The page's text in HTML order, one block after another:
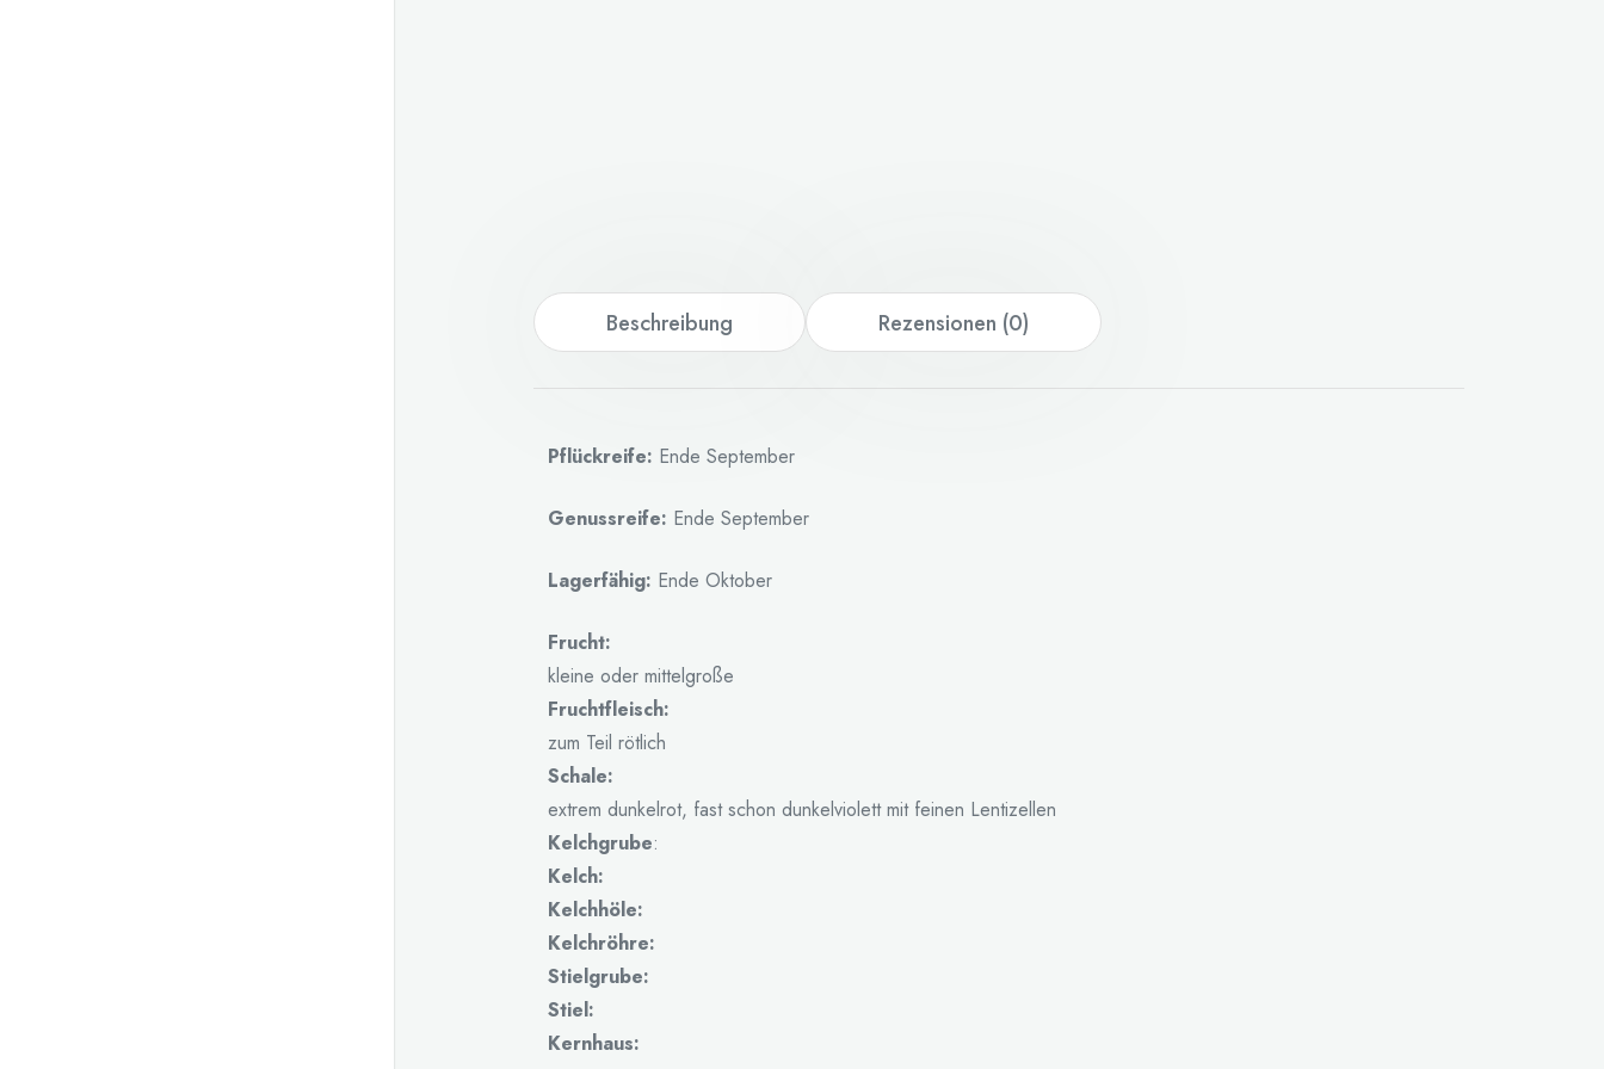
Beschreibung Rezensionen (0)
Pflückreife: Ende September
Genussreife: Ende September
Lagerfähig: Ende Oktober
Frucht:
kleine oder mittelgroße
Fruchtfleisch:
zum Teil rötlich
Schale:
extrem dunkelrot, fast schon dunkelviolett mit feinen Lentizellen
Kelchgrube:
Kelch:
Kelchhöle:
Kelchröhre:
Stielgrube:
Stiel:
Kernhaus: